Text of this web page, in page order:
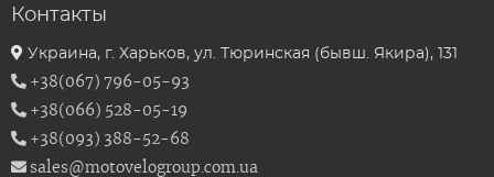
Контакты
Украина, г. Харьков, ул. Тюринская (бывш. Якира), 131
+38(067) 796-05-93
+38(066) 528-05-19
+38(093) 388-52-68
sales@motovelogroup.com.ua